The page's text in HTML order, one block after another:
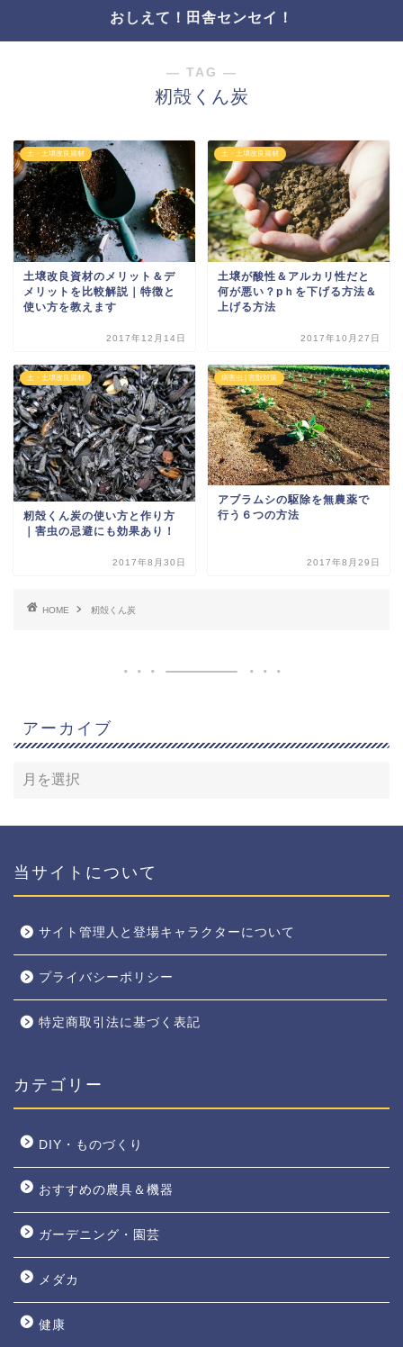
おしえて！田舎センセイ！
― TAG ―
籾殻くん炭
土・土壌改良資材
土壌改良資材のメリット＆デ
メリットを比較解説｜特徴と
使い方を教えます
2017年12月14日
土・土壌改良資材
土壌が酸性＆アルカリ性だと
何が悪い？pｈを下げる方法＆
上げる方法
2017年10月27日
土・土壌改良資材
籾殻くん炭の使い方と作り方
｜害虫の忌避にも効果あり！
2017年8月30日
病害虫 | 害獣対策
アブラムシの駆除を無農薬で
行う６つの方法
2017年8月29日
HOME 籾殻くん炭
アーカイブ
当サイトについて
サイト管理人と登場キャラクターについて
プライバシーポリシー
特定商取引法に基づく表記
カテゴリー
DIY・ものづくり
おすすめの農具＆機器
ガーデニング・園芸
メダカ
健康